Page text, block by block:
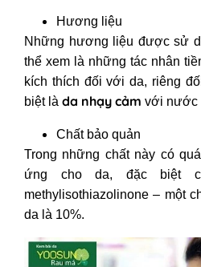
Hương liệu
Những hương liệu được sử
thể xem là những tác nhân
kích thích đối với da, riêng
biệt là da nhạy cảm với nước
Chất bảo quản
Trong những chất này có
ứng cho da, đặc biệt
methylisothiazolinone – một
da là 10%.